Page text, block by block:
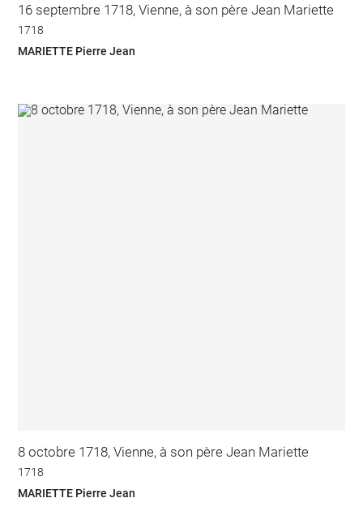
16 septembre 1718, Vienne, à son père Jean Mariette
1718
MARIETTE Pierre Jean
8 octobre 1718, Vienne, à son père Jean Mariette
1718
MARIETTE Pierre Jean